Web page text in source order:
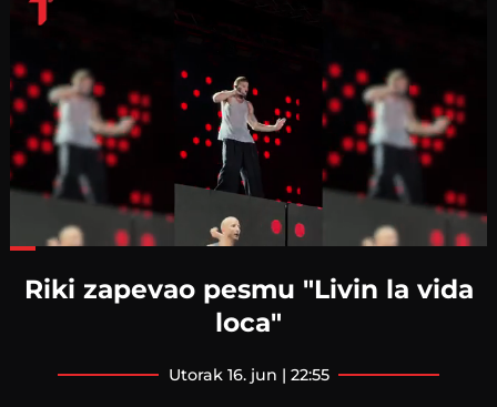
Riki zapevao pesmu "Livin la vida
loca"
utorak 16. jun | 22:55